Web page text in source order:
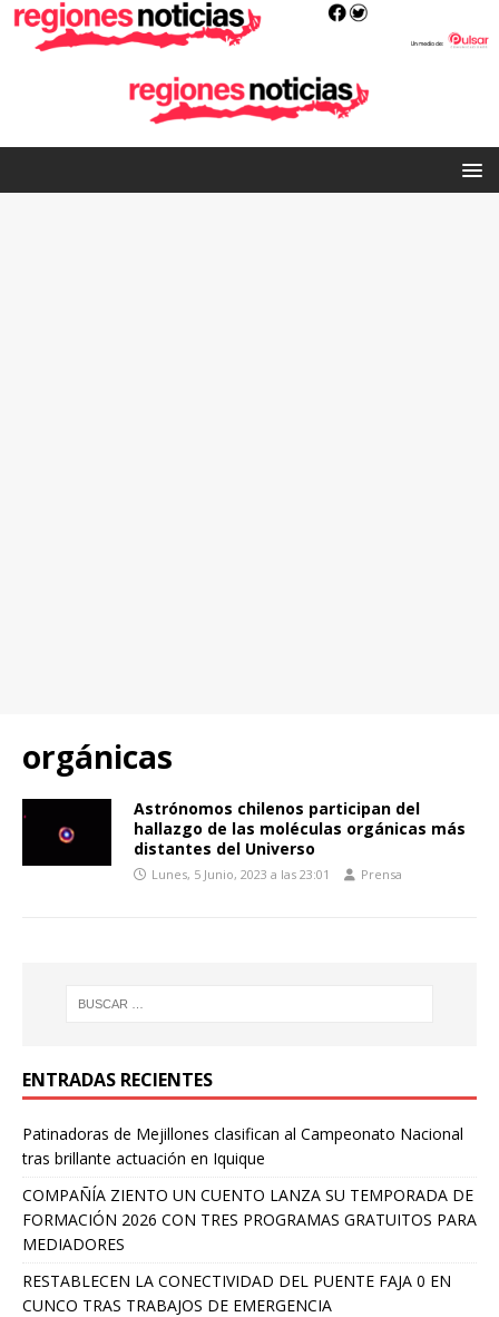
orgánicas
Astrónomos chilenos participan del
hallazgo de las moléculas orgánicas más
distantes del Universo
Lunes, 5 Junio, 2023 a las 23:01 Prensa
ENTRADAS RECIENTES
Patinadoras de Mejillones clasifican al Campeonato Nacional
tras brillante actuación en Iquique
COMPAÑÍA ZIENTO UN CUENTO LANZA SU TEMPORADA DE
FORMACIÓN 2026 CON TRES PROGRAMAS GRATUITOS PARA
MEDIADORES
RESTABLECEN LA CONECTIVIDAD DEL PUENTE FAJA 0 EN
CUNCO TRAS TRABAJOS DE EMERGENCIA